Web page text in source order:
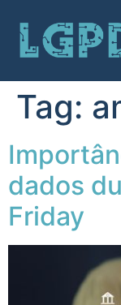
Tag:
dados
Friday